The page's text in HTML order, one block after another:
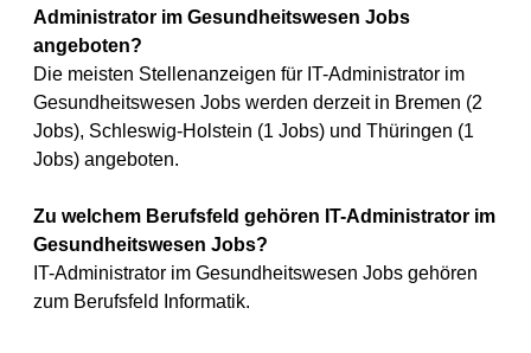
Administrator im Gesundheitswesen Jobs
angeboten?
Die meisten Stellenanzeigen für IT-Administrator im
Gesundheitswesen Jobs werden derzeit in Bremen (2
Jobs), Schleswig-Holstein (1 Jobs) und Thüringen (1
Jobs) angeboten.
Zu welchem Berufsfeld gehören IT-Administrator im
Gesundheitswesen Jobs?
IT-Administrator im Gesundheitswesen Jobs gehören
zum Berufsfeld Informatik.